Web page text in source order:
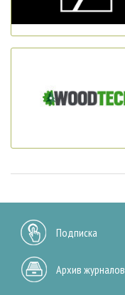
Подписка
Архив журналов